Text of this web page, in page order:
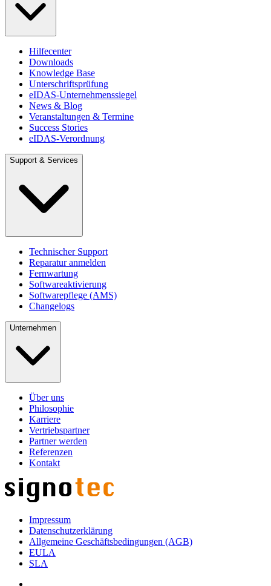
Hilfecenter
Downloads
Knowledge Base
Unterschriftsprüfung
eIDAS-Unternehmenssiegel
News & Blog
Veranstaltungen & Termine
Success Stories
eIDAS-Verordnung
Support & Services
Technischer Support
Reparatur anmelden
Fernwartung
Softwareaktivierung
Softwarepflege (AMS)
Changelogs
Unternehmen
Über uns
Philosophie
Karriere
Vertriebspartner
Partner werden
Referenzen
Kontakt
Impressum
Datenschutzerklärung
Allgemeine Geschäftsbedingungen (AGB)
EULA
SLA